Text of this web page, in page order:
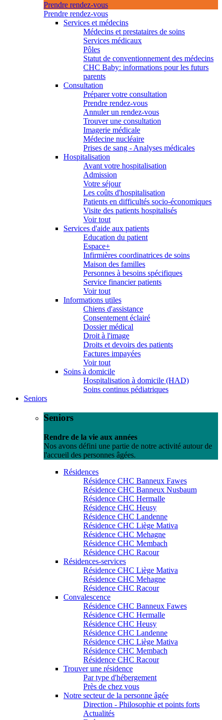
Prendre rendez-vous
Prendre rendez-vous
Services et médecins
Médecins et prestataires de soins
Services médicaux
Pôles
Statut de conventionnement des médecins
CHC Baby: informations pour les futurs
parents
Consultation
Préparer votre consultation
Prendre rendez-vous
Annuler un rendez-vous
Trouver une consultation
Imagerie médicale
Médecine nucléaire
Prises de sang - Analyses médicales
Hospitalisation
Avant votre hospitalisation
Admission
Votre séjour
Les coûts d'hospitalisation
Patients en difficultés socio-économiques
Visite des patients hospitalisés
Voir tout
Services d'aide aux patients
Education du patient
Espace+
Infirmières coordinatrices de soins
Maison des familles
Personnes à besoins spécifiques
Service financier patients
Voir tout
Informations utiles
Chiens d'assistance
Consentement éclairé
Dossier médical
Droit à l'image
Droits et devoirs des patients
Factures impayées
Voir tout
Soins à domicile
Hospitalisation à domicile (HAD)
Soins continus pédiatriques
Seniors
Seniors
Rendre de la vie aux années
Nos avons défini une partie de notre activité autour de
l'accueil des personnes âgées.
Résidences
Résidence CHC Banneux Fawes
Résidence CHC Banneux Nusbaum
Résidence CHC Hermalle
Résidence CHC Heusy
Résidence CHC Landenne
Résidence CHC Liège Mativa
Résidence CHC Mehagne
Résidence CHC Membach
Résidence CHC Racour
Résidences-services
Résidence CHC Liège Mativa
Résidence CHC Mehagne
Résidence CHC Racour
Convalescence
Résidence CHC Banneux Fawes
Résidence CHC Hermalle
Résidence CHC Heusy
Résidence CHC Landenne
Résidence CHC Liège Mativa
Résidence CHC Membach
Résidence CHC Racour
Trouver une résidence
Par type d'hébergement
Près de chez vous
Notre secteur de la personne âgée
Direction - Philosophie et points forts
Actualités